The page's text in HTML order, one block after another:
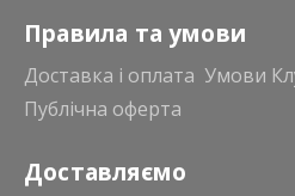
Правила та умови
Доставка і оплата Умови
Публічна оферта
Доставляємо